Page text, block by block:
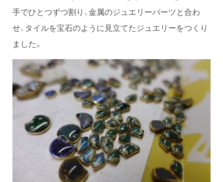
手でひとつずつ割り、金属のジュエリーパーツと合わ
せ、タイルを宝石のように見立てたジュエリーをつくり
ました。